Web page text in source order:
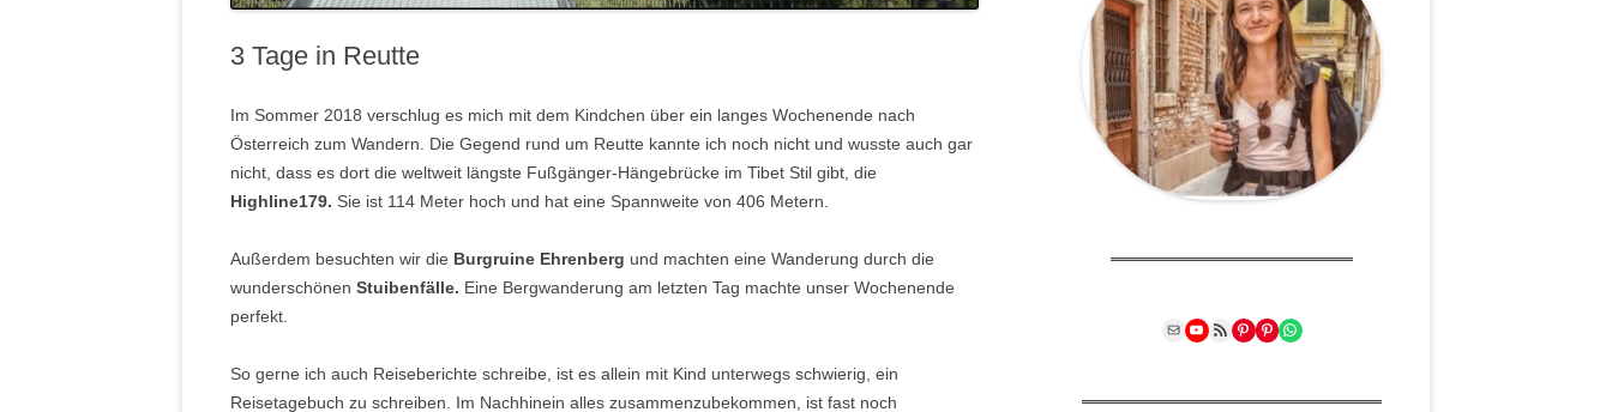
3 Tage in Reutte
Im Sommer 2018 verschlug es mich mit dem Kindchen über ein langes Wochenende nach
Österreich zum Wandern. Die Gegend rund um Reutte kannte ich noch nicht und wusste auch gar
nicht, dass es dort die weltweit längste Fußgänger-Hängebrücke im Tibet Stil gibt, die
Highline179. Sie ist 114 Meter hoch und hat eine Spannweite von 406 Metern.
Außerdem besuchten wir die Burgruine Ehrenberg und machten eine Wanderung durch die
wunderschönen Stuibenfälle. Eine Bergwanderung am letzten Tag machte unser Wochenende
perfekt.
So gerne ich auch Reiseberichte schreibe, ist es allein mit Kind unterwegs schwierig, ein
Reisetagebuch zu schreiben. Im Nachhinein alles zusammenzubekommen, ist fast noch
MailYouTube
RSS FeedPinterest
Pinterest
WhatsApp